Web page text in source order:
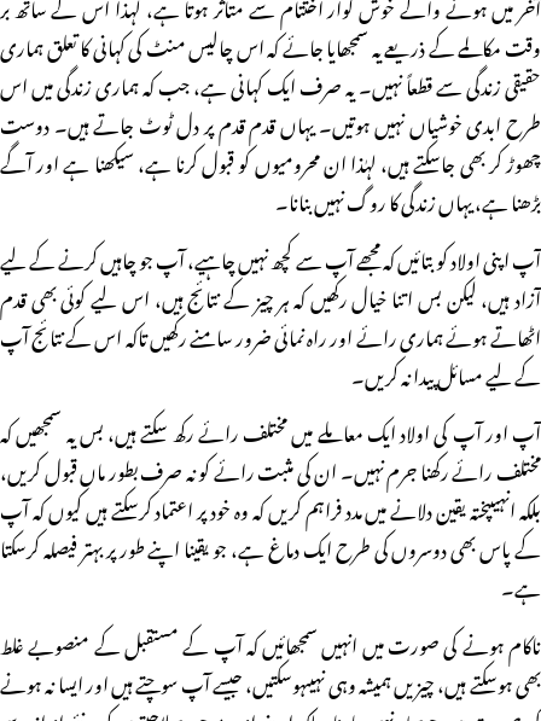
وقت مکالمے کے ذریعے یہ سمجھایا جائے کہ اس چالیس منٹ کی کہانی کا تعلق ہماری
حقیقی زندگی سے قطعاً نہیں۔ یہ صرف ایک کہانی ہے، جب کہ ہماری زندگی میں اس
طرح ابدی خوشیاں نہیں ہوتیں۔ یہاں قدم قدم پر دل ٹوٹ جاتے ہیں۔ دوست
چھوڑ کر بھی جاسکتے ہیں، لہٰذا ان محرومیوں کو قبول کرنا ہے، سیکھنا ہے اور آگے
بڑھنا ہے، یہاں زندگی کا روگ نہیں بنانا۔
آپ اپنی اولاد کو بتائیں کہ مجھے آپ سے کچھ نہیں چاہیے، آپ جو چاہیں کرنے کے لیے
آزاد ہیں، لیکن بس اتنا خیال رکھیں کہ ہر چیز کے نتائج ہیں، اس لیے کوئی بھی قدم
اٹھاتے ہوئے ہماری رائے اور راہ نمائی ضرور سامنے رکھیں تاکہ اس کے نتائج آپ
کے لیے مسائل پیدا نہ کریں۔
آپ اور آپ کی اولاد ایک معاملے میں مختلف رائے رکھ سکتے ہیں، بس یہ سمجھیں کہ
مختلف رائے رکھنا جرم نہیں۔ ان کی مثبت رائے کو نہ صرف بطور ماں قبول کریں،
بلکہ انہیںپختہ یقین دلانے میں مدد فراہم کریں کہ وہ خود پر اعتماد کرسکتے ہیں کیوں کہ آپ
کے پاس بھی دوسروں کی طرح ایک دماغ ہے، جو یقینا اپنے طور پر بہتر فیصلہ کرسکتا
ہے۔
ناکام ہونے کی صورت میں انہیں سمجھائیں کہ آپ کے مستقبل کے منصوبے غلط
بھی ہوسکتے ہیں، چیزیں ہمیشہ وہی نہیںہوسکتیں، جیسے آپ سوچتے ہیں اور ایسا نہ ہونے